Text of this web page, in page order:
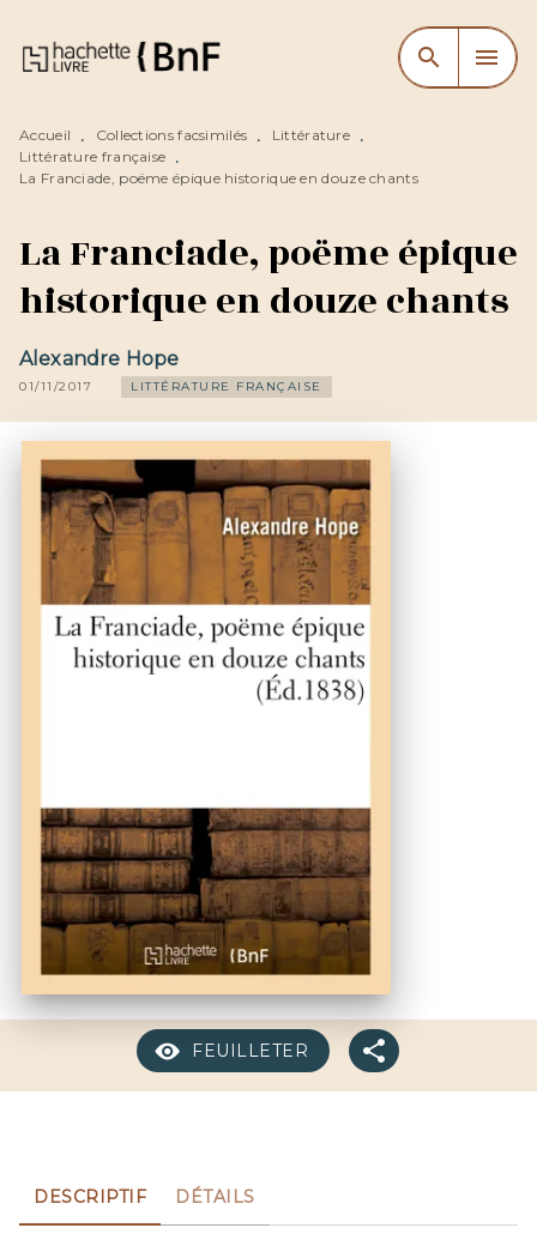
MENU RECHERCHE
CONTENU
search menu
Accueil • Collections facsimilés • Littérature •
Littérature française •
La Franciade, poëme épique historique en douze chants
La Franciade, poëme épique
historique en douze chants
Alexandre Hope
01/11/2017 LITTÉRATURE FRANÇAISE
FEUILLETER
DESCRIPTIF DÉTAILS